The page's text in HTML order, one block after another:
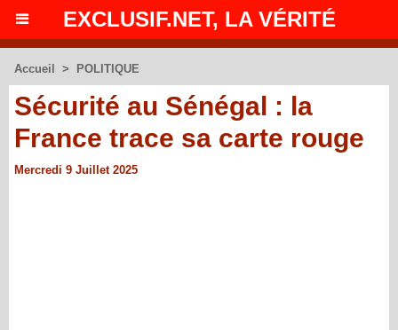
EXCLUSIF.NET, LA VÉRITÉ
Accueil > POLITIQUE
Sécurité au Sénégal : la
France trace sa carte rouge
Mercredi 9 Juillet 2025